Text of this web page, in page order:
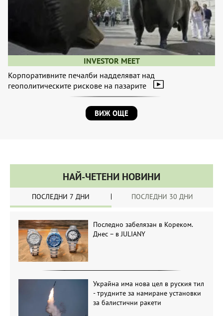
INVESTOR MEET
Корпоративните печалби надделяват над
геополитическите рискове на пазарите
ВИЖ ОЩЕ
НАЙ-ЧЕТЕНИ НОВИНИ
ПОСЛЕДНИ 7 ДНИ ПОСЛЕДНИ 30 ДНИ
Последно забелязан в Кореком.
Днес – в JULIANY
Украйна има нова цел в руския тил
- трудните за намиране установки
за балистични ракети